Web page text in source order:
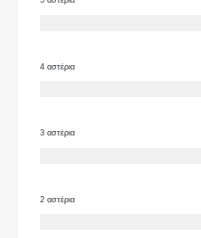
4 αστέρια
3 αστέρια
2 αστέρια